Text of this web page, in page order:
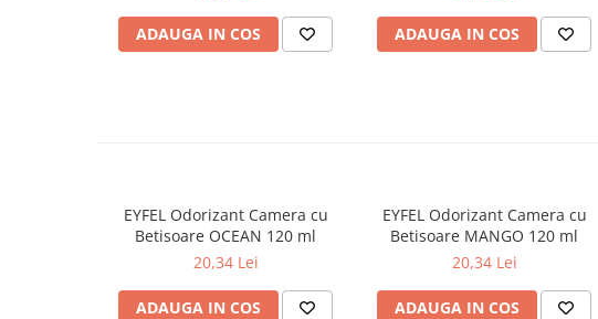
Deodorante & Parfumuri
Deodorante & Parfumuri
ADAUGA IN COS ADAUGA IN COS
EYFEL Odorizant Camera cu
Betisoare OCEAN 120 ml
20,34 Lei
ADAUGA IN COS
EYFEL Odorizant Camera cu
Betisoare MANGO 120 ml
20,34 Lei
ADAUGA IN COS